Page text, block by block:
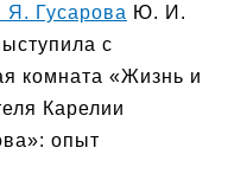
Я. Гусарова Ю. И.
с
комната «Жизнь и
Карелии
опыт